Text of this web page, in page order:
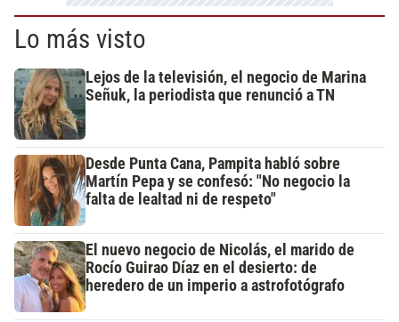
Lo más visto
Lejos de la televisión, el negocio de Marina
Señuk, la periodista que renunció a TN
Desde Punta Cana, Pampita habló sobre
Martín Pepa y se confesó: "No negocio la
falta de lealtad ni de respeto"
El nuevo negocio de Nicolás, el marido de
Rocío Guirao Díaz en el desierto: de
heredero de un imperio a astrofotógrafo